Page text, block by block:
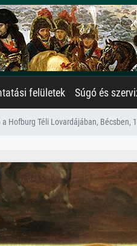
felületek Súgó és
Hofburg Téli Lovardájában, Bécsben,